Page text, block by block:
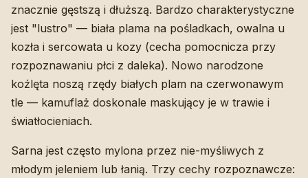
znacznie gęstszą i dłuższą. Bardzo charakterystyczne
jest "lustro" — biała plama na pośladkach, owalna u
kozła i sercowata u kozy (cecha pomocnicza przy
rozpoznawaniu płci z daleka). Nowo narodzone
koźlęta noszą rzędy białych plam na czerwonawym
tle — kamuflaż doskonale maskujący je w trawie i
światłocieniach.
Sarna jest często mylona przez nie-myśliwych z
młodym jeleniem lub łanią. Trzy cechy rozpoznawcze: